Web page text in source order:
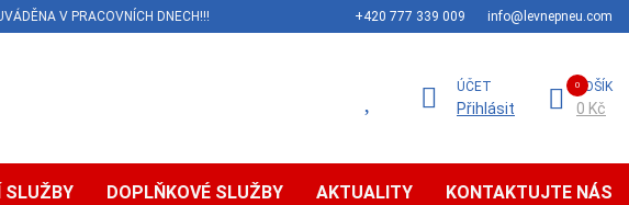
V PRACOVNÍCH DNECH!!! +420 777 339 009 info@levnepneu.com
ÚČET
Přihlásit
KOŠÍK
0 Kč
SLUŽBY DOPLŇKOVÉ SLUŽBY AKTUALITY KONTAKTUJTE NÁS